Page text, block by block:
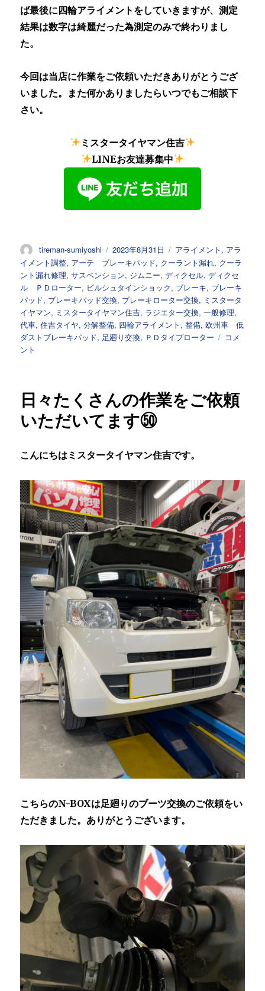
ば最後に四輪アライメントをしていきますが、測定
結果は数字は綺麗だった為測定のみで終わりまし
た。
今回は当店に作業をご依頼いただきありがとうござ
いました。また何かありましたらいつでもご相談下
さい。
ミスタータイヤマン住吉
LINEお友達募集中
投
稿
者
tireman-sumiyoshi
投
稿
日:
2023年8月31日
カ
テ
ゴ
リ
ー
アライメント , アラ
イメント調整, アーテ ブレーキパッド, クーラント漏れ, クーラ
ント漏れ修理,サスペンション, ジムニー,ディクセル,ディクセ
ル ＰＤローター, ビルシュタインショック, ブレーキ, ブレーキ
パッド, ブレーキパッド交換, ブレーキローター交換, ミスタータ
イヤマン, ミスタータイヤマン住吉, ラジエター交換,一般修理,
代車,住吉タイヤ,分解整備, 四輪アライメント ,整備,欧州車 低
ダストブレーキパッド, 足廻り交換, ＰＤタイプローター
日々
の
作
た
だ
い
て
ま
す
53
コメ
ント
日々たくさんの作業をご依頼
いただいてます㊿
こんにちはミスタータイヤマン住吉です。
こちらのN-BOXは足廻りのブーツ交換のご依頼をい
ただきました。ありがとうございます。